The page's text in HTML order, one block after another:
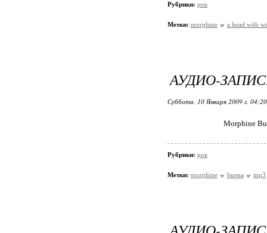
Рубрики: рок
Метки: morphine a head with
АУДИО-
Суббота, 10 Января 2009 г.
Morphine
Рубрики: рок
Метки: morphine buena mp3